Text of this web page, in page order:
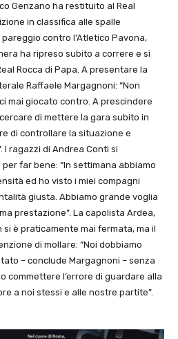
Genzano ha restituito al Real
in classifica alle spalle
contro l’Atletico Pavona,
ha ripreso subito a correre e si
Rocca di Papa. A presentare la
Raffaele Margagnoni: “Non
mai giocato contro. A prescindere
di mettere la gara subito in
di controllare la situazione e
I ragazzi di Andrea Conti si
far bene: “In settimana abbiamo
ed ho visto i miei compagni
giusta. Abbiamo grande voglia
prestazione”. La capolista Ardea,
è praticamente mai fermata, ma il
di mollare: “Noi dobbiamo
– conclude Margagnoni – senza
commettere l’errore di guardare alla
a noi stessi e alle nostre partite”.